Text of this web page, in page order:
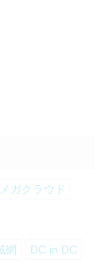
メガクラウド
網 DC in DC